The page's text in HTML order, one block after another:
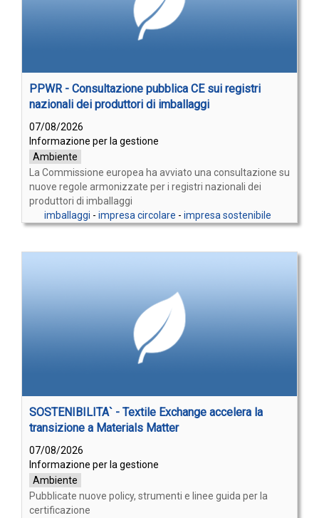
PPWR - Consultazione pubblica CE sui registri
nazionali dei produttori di imballaggi
07/08/2026
Informazione per la gestione
Ambiente
La Commissione europea ha avviato una consultazione su
nuove regole armonizzate per i registri nazionali dei
produttori di imballaggi
imballaggi - impresa circolare - impresa sostenibile
SOSTENIBILITA` - Textile Exchange accelera la
transizione a Materials Matter
07/08/2026
Informazione per la gestione
Ambiente
Pubblicate nuove policy, strumenti e linee guida per la
certificazione